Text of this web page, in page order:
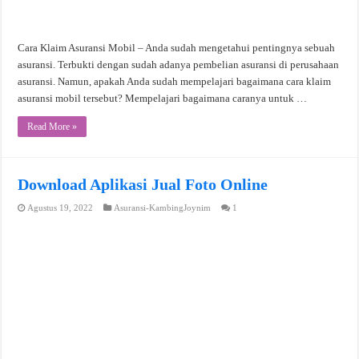
Cara Klaim Asuransi Mobil – Anda sudah mengetahui pentingnya sebuah
asuransi. Terbukti dengan sudah adanya pembelian asuransi di perusahaan
asuransi. Namun, apakah Anda sudah mempelajari bagaimana cara klaim
asuransi mobil tersebut? Mempelajari bagaimana caranya untuk …
Read More »
Download Aplikasi Jual Foto Online
Agustus 19, 2022 Asuransi-KambingJoynim 1